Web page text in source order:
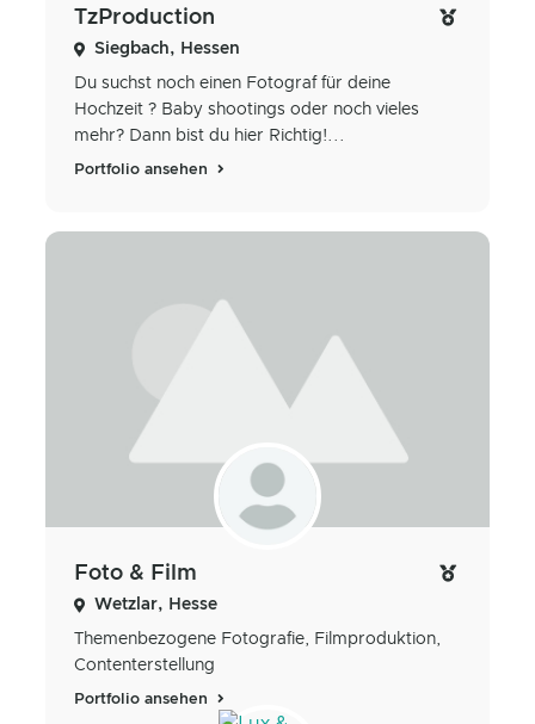
TzProduction
Siegbach, Hessen
Du suchst noch einen Fotograf für deine
Hochzeit ? Baby shootings oder noch vieles
mehr? Dann bist du hier Richtig!...
Portfolio ansehen
Foto & Film
Wetzlar, Hesse
Themenbezogene Fotografie, Filmproduktion,
Contenterstellung
Portfolio ansehen